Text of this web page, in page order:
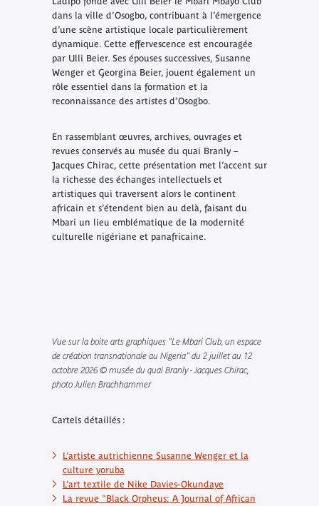
dans la ville d’Osogbo, contribuant à l’émergence
d’une scène artistique locale particulièrement
dynamique. Cette effervescence est encouragée
par Ulli Beier. Ses épouses successives, Susanne
Wenger et Georgina Beier, jouent également un
rôle essentiel dans la formation et la
reconnaissance des artistes d’Osogbo.
En rassemblant œuvres, archives, ouvrages et
revues conservés au musée du quai Branly –
Jacques Chirac, cette présentation met l’accent sur
la richesse des échanges intellectuels et
artistiques qui traversent alors le continent
africain et s’étendent bien au delà, faisant du
Mbari un lieu emblématique de la modernité
culturelle nigériane et panafricaine.
Vue sur la boite arts graphiques "Le Mbari Club, un espace
de création transnationale au Nigeria" du 2 juillet au 12
octobre 2026 © musée du quai Branly - Jacques Chirac,
photo Julien Brachhammer
Cartels détaillés :
L’artiste autrichienne Susanne Wenger et la
culture yoruba
L’art textile de Nike Davies-Okundaye
La revue "Black Orpheus: A Journal of African